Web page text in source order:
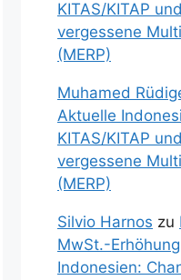
KITAS/KITAP
vergessene
(MERP)
Muhamed
Aktuelle
KITAS/KITAP
vergessene
(MERP)
Silvio Harnos zu
MwSt.-
Indonesien: